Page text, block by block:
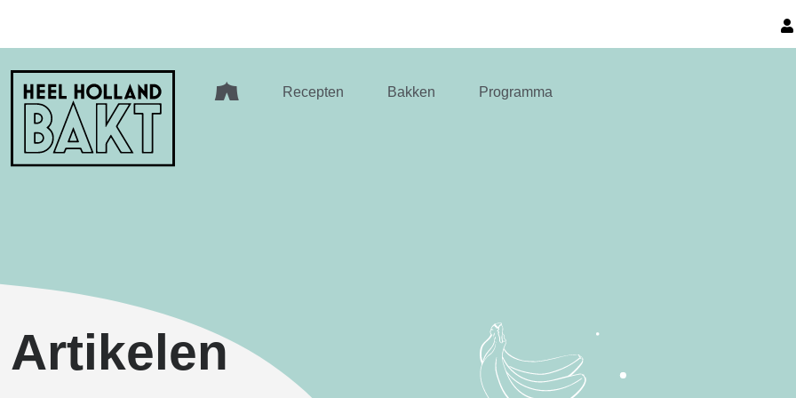
Heel
Holland
Bakt
Recepten Bakken Programma
Artikelen